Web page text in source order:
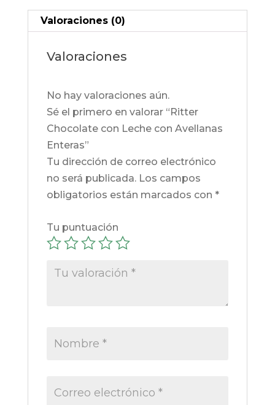
cantidad
Valoraciones (0)
Valoraciones
No hay valoraciones aún.
Sé el primero en valorar “Ritter
Chocolate con Leche con Avellanas
Enteras”
Tu dirección de correo electrónico
no será publicada. Los campos
obligatorios están marcados con *
Tu puntuación